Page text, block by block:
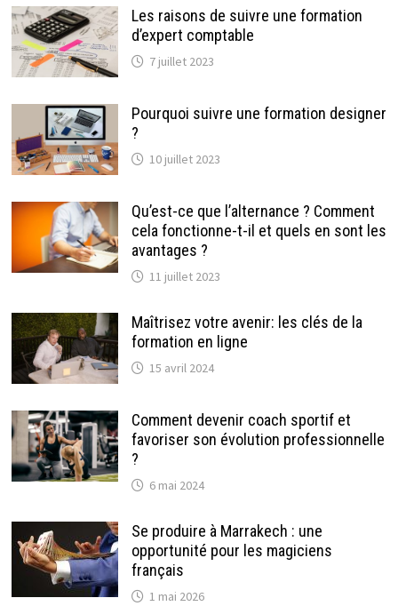
Les raisons de suivre une formation
d’expert comptable
7 juillet 2023
Pourquoi suivre une formation designer
?
10 juillet 2023
Qu’est-ce que l’alternance ? Comment
cela fonctionne-t-il et quels en sont les
avantages ?
11 juillet 2023
Maîtrisez votre avenir: les clés de la
formation en ligne
15 avril 2024
Comment devenir coach sportif et
favoriser son évolution professionnelle
?
6 mai 2024
Se produire à Marrakech : une
opportunité pour les magiciens
français
1 mai 2026